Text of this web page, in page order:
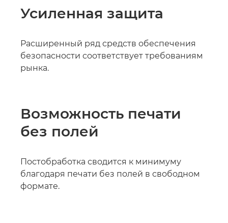
Усиленная защита
Расширенный ряд средств обеспечения
безопасности соответствует требованиям
рынка.
Возможность печати
без полей
Постобработка сводится к минимуму
благодаря печати без полей в свободном
формате.